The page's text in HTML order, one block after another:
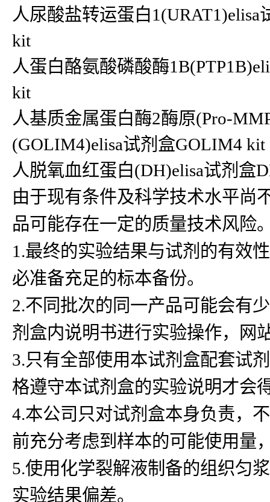
人尿酸盐转运蛋白1(URAT1)elisa
kit
人蛋白酪氨酸磷酸酶
kit
人基质金属蛋白酶2酶原(Pro-
(GOLIM4)elisa试剂盒GOLIM4 kit
人脱氧血红蛋白(DH)elisa试剂盒
由于现有条件及科学技术水平尚
品可能存在一定的质量技术风险
1.最终的实验结果与试剂的有效
必准备充足的标本备份。
2.不同批次的同一产品可能会有
剂盒内说明书进行实验操作，网
3.只有全部使用本试剂盒配套试
格遵守本试剂盒的实验说明才会
4.本公司只对试剂盒本身负责，
前充分考虑到样本的可能使用量
5.使用化学裂解液制备的组织匀
实验结果偏差。